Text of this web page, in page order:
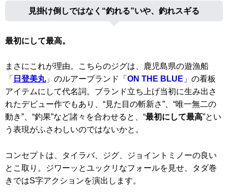
見掛け倒しではなく“釣れる”いや、釣れスギる
最初にして最高。
まさにこれが理由。こちらのジグは、鹿児島県の遊漁船
「 日登美丸」のルアーブランド「 ON THE BLUE 」の看板
アイテムにして代名詞。ブランド立ち上げ当初に生み出さ
れたデビュー作でもあり、“見た目の斬新さ”、“唯一無二の
動き”、“釣果”など諸々を合わせると、“最初にして最高”とい
う表現がふさわしいのではないかと。
コンセプトは、タイラバ、ジグ、ジョイントミノーの良い
とこ取り。ジワーッとユックリなフォールを見せ、タダ巻
きではS字アクションを演出します。